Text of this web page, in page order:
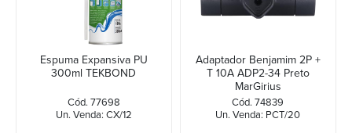
Espuma Expansiva PU
300ml TEKBOND
Cód. 77698
Un. Venda: CX/12
Adaptador Benjamim 2P +
T 10A ADP2-34 Preto
MarGirius
Cód. 74839
Un. Venda: PCT/20